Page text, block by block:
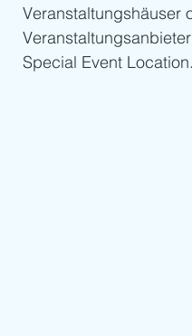
Veranstaltungshäuser
Special Event Location.